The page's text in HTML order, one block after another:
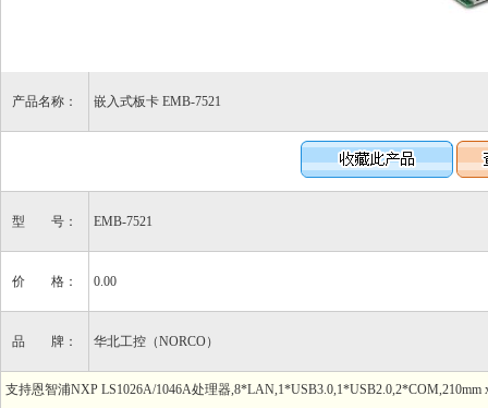
产品名称： 嵌入式板卡 EMB-7521
型 号： EMB-7521
价 格： 0.00
品 牌： 华北工控（NORCO）
支持恩智浦NXP LS1026A/1046A处理器,8*LAN,1*USB3.0,1*USB2.0,2*COM,210mm